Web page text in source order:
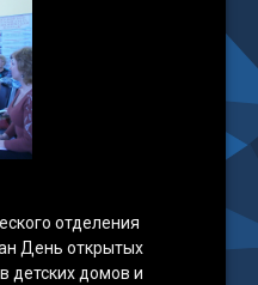
отделения
День открытых
детских домов и